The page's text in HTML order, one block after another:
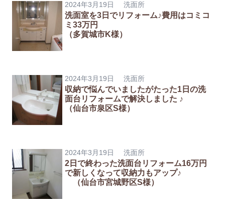
2024年3月19日 洗面所
洗面室を3日でリフォーム♪費用はコミコ
ミ33万円
（多賀城市K様）
2024年3月19日 洗面所
収納で悩んでいましたがたった1日の洗
面台リフォームで解決しました ♪
（仙台市泉区S様）
2024年3月19日 洗面所
2日で終わった洗面台リフォーム16万円
で新しくなって収納力もアップ♪
（仙台市宮城野区S様）